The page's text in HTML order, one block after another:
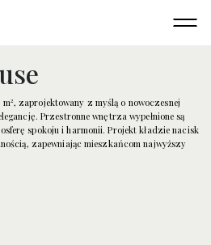
zaprojektowany z myślą o nowoczesnej
Przestronne wnętrza wypełnione są
spokoju i harmonii. Projekt kładzie nacisk
zapewniając mieszkańcom najwyższy